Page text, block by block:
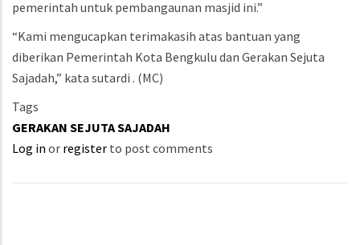
pemerintah untuk pembangaunan masjid ini.”
“Kami mengucapkan terimakasih atas bantuan yang
diberikan Pemerintah Kota Bengkulu dan Gerakan Sejuta
Sajadah,” kata sutardi . (MC)
Tags
GERAKAN SEJUTA SAJADAH
Log in or register to post comments